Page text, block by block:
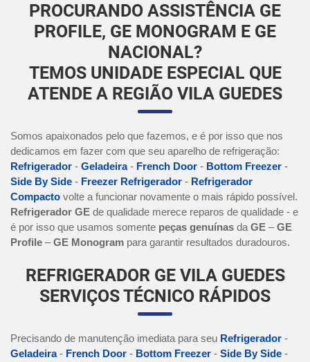
PROCURANDO ASSISTÊNCIA GE
PROFILE, GE MONOGRAM E GE
NACIONAL?
TEMOS UNIDADE ESPECIAL QUE
ATENDE A REGIÃO VILA GUEDES
Somos apaixonados pelo que fazemos, e é por isso que nos
dedicamos em fazer com que seu aparelho de refrigeração:
Refrigerador - Geladeira- French Door - Bottom Freezer -
Side By Side - Freezer Refrigerador - Refrigerador
Compacto volte a funcionar novamente o mais rápido possível.
Refrigerador GE de qualidade merece reparos de qualidade - e
é por isso que usamos somente peças genuínas da GE –GE
Profile –GE Monogram para garantir resultados duradouros.
REFRIGERADOR GE VILA GUEDES
SERVIÇOS TÉCNICO RÁPIDOS
Precisando de manutenção imediata para seu Refrigerador -
Geladeira- French Door - Bottom Freezer - Side By Side -